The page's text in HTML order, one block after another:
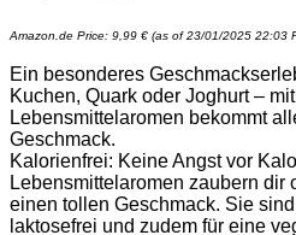
Amazon.de Price: 9,99 € (as of 23/01/2025 22:03
Ein besonderes
Kuchen, Quark oder Joghurt –
Lebensmittelaromen bekommt
Geschmack.
Kalorienfrei: Keine Angst vor
Lebensmittelaromen zaubern dir
einen tollen Geschmack. Sie
laktosefrei und zudem für eine